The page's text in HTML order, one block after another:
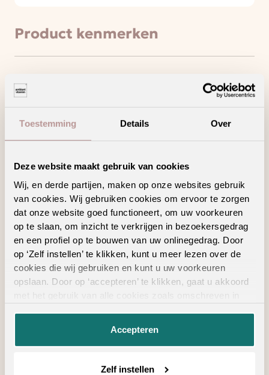
Toestemming Details Over
Deze website maakt gebruik van cookies
Wij, en derde partijen, maken op onze websites gebruik
van cookies. Wij gebruiken cookies om ervoor te zorgen
dat onze website goed functioneert, om uw voorkeuren
op te slaan, om inzicht te verkrijgen in bezoekersgedrag
en een profiel op te bouwen van uw onlinegedrag. Door
op ‘Zelf instellen’ te klikken, kunt u meer lezen over de
cookies die wij gebruiken en kunt u uw voorkeuren
opslaan. Door op ‘accepteren’ te klikken, gaat u akkoord
Accepteren
Zelf instellen
Product kenmerken
Minder loopgeluid voor meer wooncomfort
Draagt bij aan een gezonder binnenklimaat
Hoogpolig tapijt voor een warm en sfeervol
Ook verkrijgbaar als complete traprenovatie
Geschikte
vloertoebehoren